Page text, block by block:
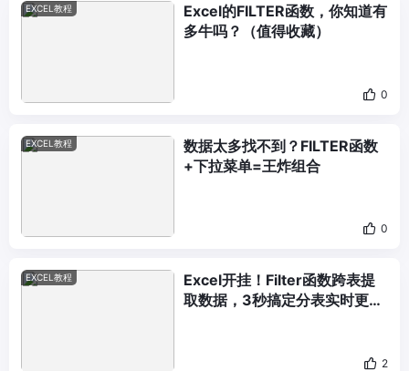
EXCEL教程
Excel的FILTER函数，你知道有
多牛吗？（值得收藏）
0
EXCEL教程
数据太多找不到？FILTER函数
+下拉菜单=王炸组合
0
EXCEL教程
Excel开挂！Filter函数跨表提
取数据，3秒搞定分表实时更
2